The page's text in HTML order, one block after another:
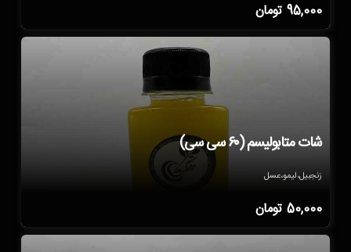
95,000 تومان
شات متابولیسم (۶۰ سی سی)
زنجبیل،لیمو،عسل
50,000 تومان